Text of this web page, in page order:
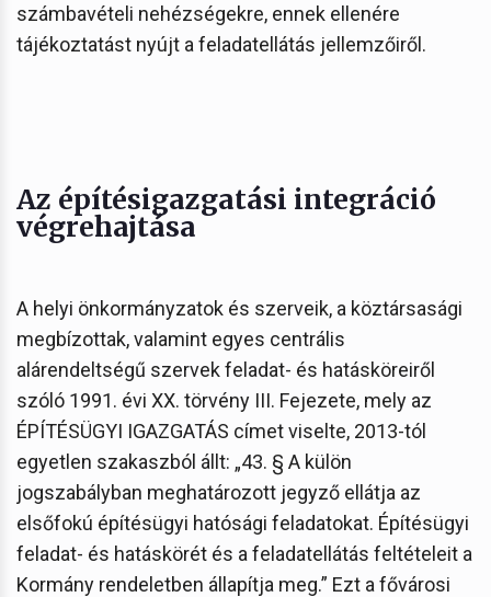
számbavételi nehézségekre, ennek ellenére
tájékoztatást nyújt a feladatellátás jellemzőiről.
Az építésigazgatási integráció
végrehajtása
A helyi önkormányzatok és szerveik, a köztársasági
megbízottak, valamint egyes centrális
alárendeltségű szervek feladat- és hatásköreiről
szóló 1991. évi XX. törvény III. Fejezete, mely az
ÉPÍTÉSÜGYI IGAZGATÁS címet viselte, 2013-tól
egyetlen szakaszból állt: „43. § A külön
jogszabályban meghatározott jegyző ellátja az
elsőfokú építésügyi hatósági feladatokat. Építésügyi
feladat- és hatáskörét és a feladatellátás feltételeit a
Kormány rendeletben állapítja meg.” Ezt a fővárosi